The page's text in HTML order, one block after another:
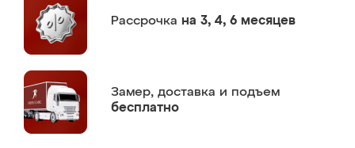
Рассрочка на 3, 4, 6 месяцев
Замер, доставка и подъем
бесплатно